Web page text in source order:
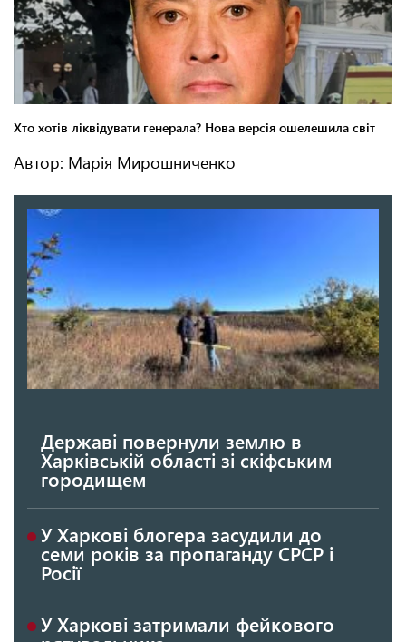
Автор: Марія Мирошниченко
Державі повернули землю в
Харківській області зі скіфським
городищем
У Харкові блогера засудили до
семи років за пропаганду СРСР і
Росії
У Харкові затримали фейкового